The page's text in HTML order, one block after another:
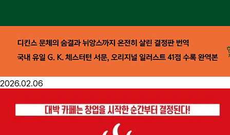
2026.02.06